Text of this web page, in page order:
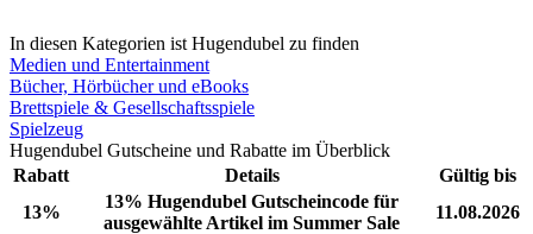
In diesen Kategorien ist Hugendubel zu finden
Medien und Entertainment
Bücher, Hörbücher und eBooks
Brettspiele & Gesellschaftsspiele
Spielzeug
Hugendubel Gutscheine und Rabatte im Überblick
Rabatt
Details
Gültig bis
13%
13% Hugendubel Gutscheincode für
ausgewählte Artikel im Summer Sale
11.08.2026